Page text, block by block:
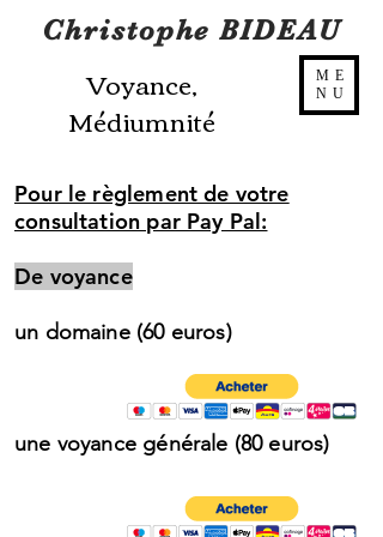
Voyance,
Médiumnité
ME
NU
Christophe BIDEAU
Pour le règlement de votre
consultation par Pay Pal:
De voyance
un domaine (60 euros)
une voyance générale (80 euros)